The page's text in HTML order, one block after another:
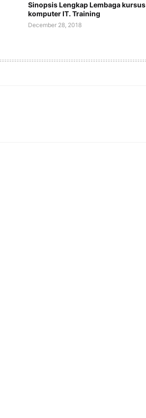
Sinopsis Lengkap Lembaga kursus
komputer IT. Training
December 28, 2018